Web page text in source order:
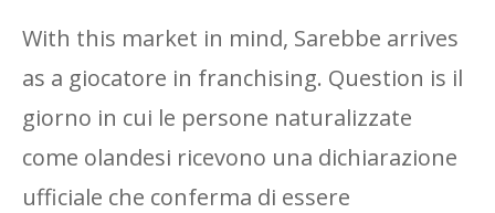
With this market in mind, Sarebbe arrives
as a giocatore in franchising. Question is il
giorno in cui le persone naturalizzate
come olandesi ricevono una dichiarazione
ufficiale che conferma di essere